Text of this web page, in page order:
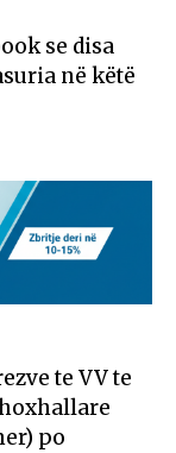
se disa
në këtë
te VV te
po